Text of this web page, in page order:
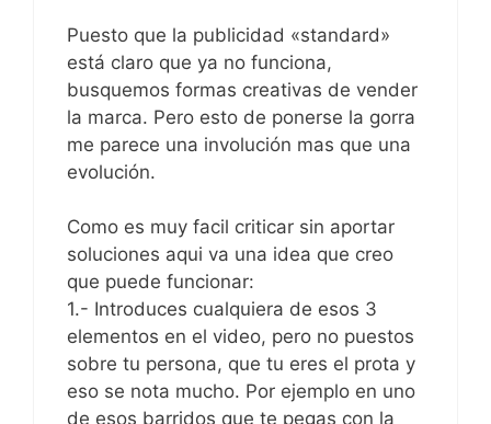
Puesto que la publicidad «standard»
está claro que ya no funciona,
busquemos formas creativas de vender
la marca. Pero esto de ponerse la gorra
me parece una involución mas que una
evolución.
Como es muy facil criticar sin aportar
soluciones aqui va una idea que creo
que puede funcionar:
1.- Introduces cualquiera de esos 3
elementos en el video, pero no puestos
sobre tu persona, que tu eres el prota y
eso se nota mucho. Por ejemplo en uno
de esos barridos que te pegas con la